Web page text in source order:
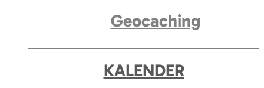
Geocaching
KALENDER